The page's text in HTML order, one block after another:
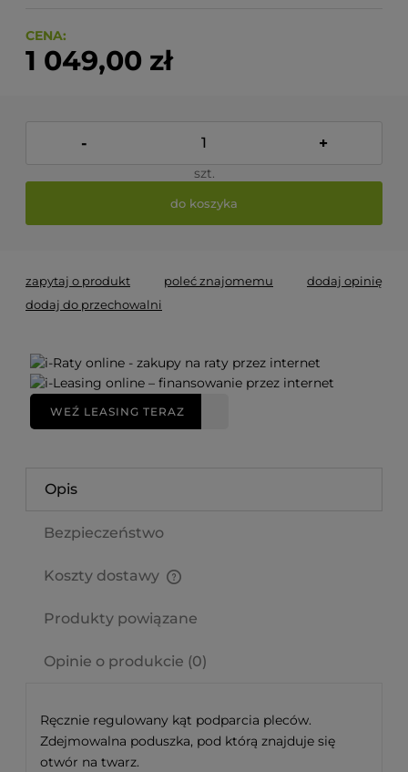
CENA:
1 049,00 zł
- +
szt.
do koszyka
zapytaj o produkt poleć znajomemu
dodaj opinię
dodaj do przechowalni
WEŹ LEASING TERAZ
Opis
Bezpieczeństwo
Koszty dostawy
Produkty powiązane
Opinie o produkcie (0)
Ręcznie regulowany kąt podparcia pleców.
Zdejmowalna poduszka, pod którą znajduje się
otwór na twarz.